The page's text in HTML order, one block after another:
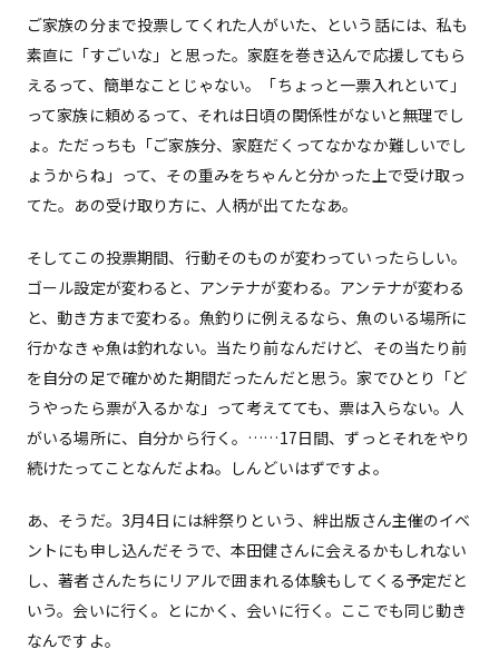
ご家族の分まで投票してくれた人がいた、という話には、私も
素直に「すごいな」と思った。家庭を巻き込んで応援してもら
えるって、簡単なことじゃない。「ちょっと一票入れといて」
って家族に頼めるって、それは日頃の関係性がないと無理でし
ょ。ただっちも「ご家族分、家庭だくってなかなか難しいでし
ょうからね」って、その重みをちゃんと分かった上で受け取っ
てた。あの受け取り方に、人柄が出てたなあ。
そしてこの投票期間、行動そのものが変わっていったらしい。
ゴール設定が変わると、アンテナが変わる。アンテナが変わる
と、動き方まで変わる。魚釣りに例えるなら、魚のいる場所に
行かなきゃ魚は釣れない。当たり前なんだけど、その当たり前
を自分の足で確かめた期間だったんだと思う。家でひとり「ど
うやったら票が入るかな」って考えてても、票は入らない。人
がいる場所に、自分から行く。……17日間、ずっとそれをやり
続けたってことなんだよね。しんどいはずですよ。
あ、そうだ。3月4日には絆祭りという、絆出版さん主催のイベ
ントにも申し込んだそうで、本田健さんに会えるかもしれない
し、著者さんたちにリアルで囲まれる体験もしてくる予定だと
いう。会いに行く。とにかく、会いに行く。ここでも同じ動き
なんですよ。